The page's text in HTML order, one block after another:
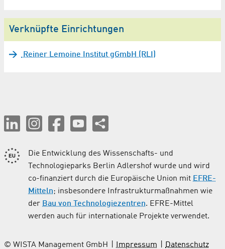
Verknüpfte Einrichtungen
Reiner Lemoine Institut gGmbH (RLI)
Die Entwicklung des Wissenschafts- und
Technologieparks Berlin Adlershof wurde und wird
co-finanziert durch die Europäische Union mit EFRE-
Mitteln; insbesondere Infrastrukturmaßnahmen wie
der Bau von Technologiezentren. EFRE-Mittel
werden auch für internationale Projekte verwendet.
© WISTA Management GmbH Impressum Datenschutz